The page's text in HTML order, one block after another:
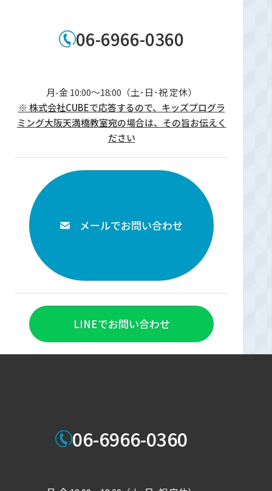
06-6966-0360
月-金 10:00～18:00（土･日･祝 定休）
※ 株式会社CUBEで応答するので、キッズプログラ
ミング大阪天満橋教室宛の場合は、その旨お伝えく
ださい
メールでお問い合わせ
LINEでお問い合わせ
06-6966-0360